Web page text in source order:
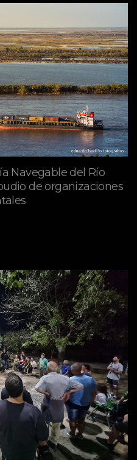
Navegable del Río
de organizaciones